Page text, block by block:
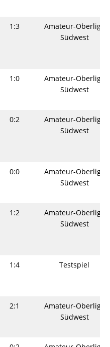
1:3
Amateur-Oberliga
Südwest
1:0
Amateur-Oberliga
Südwest
0:2
Amateur-Oberliga
Südwest
0:0
Amateur-Oberliga
Südwest
1:2
Amateur-Oberliga
Südwest
1:4 Testspiel
2:1
Amateur-Oberliga
Südwest